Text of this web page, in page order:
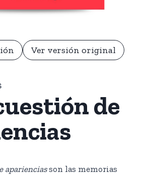
Ver versión original
de
aparienciasson las memorias